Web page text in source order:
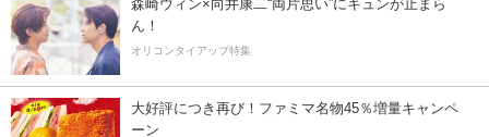
森崎ウィン×向井康二“両片思い”にキュンが止まら
ん！
オリコンタイアップ特集
大好評につき再び！ファミマ名物45％増量キャンペ
ーン